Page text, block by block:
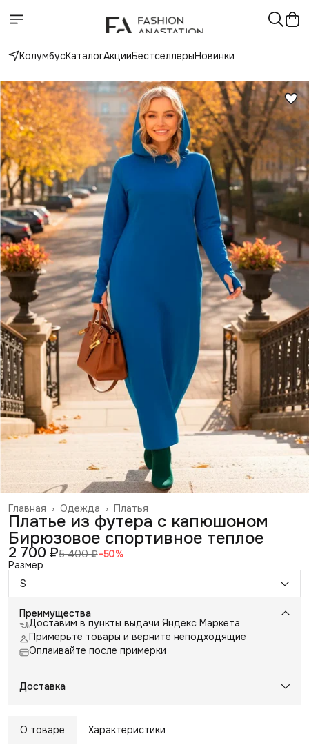
КолумбусКаталогАкцииБестселлерыНовинки
Платья
Одежда ›
Главная ›
Платье из футера с капюшоном
Бирюзовое спортивное теплое
2 700 ₽5 400 ₽−50%
Размер
S
Преимущества
Доставим в пункты выдачи Яндекс Маркета
Примерьте товары и верните неподходящие
Оплаивайте после примерки
Доставка
О товаре Характеристики